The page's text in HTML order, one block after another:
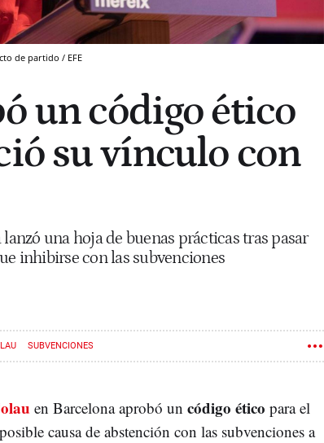
de partido / EFE
un código ético
su vínculo con
una hoja de buenas prácticas tras pasar
inhibirse con las subvenciones
SUBVENCIONES
en Barcelona aprobó un código ético para el
causa de abstención con las subvenciones a